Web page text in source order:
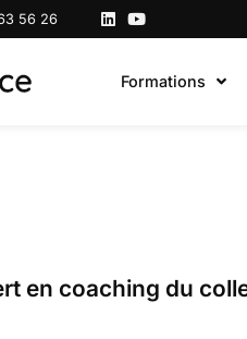
56 26
Formations
en coaching du